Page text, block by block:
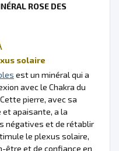
ROSE DES
solaire
est un minéral qui a
avec le Chakra du
pierre, avec sa
et apaisante, a la
négatives et de rétablir
le plexus solaire,
être et de confiance en